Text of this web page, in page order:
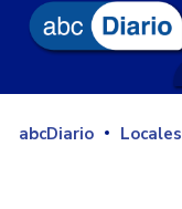
abcDiario Locales